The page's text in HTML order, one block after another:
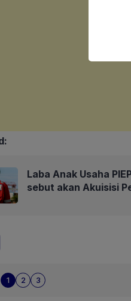
Laba Anak Usaha
sebut akan Akuisisi
1 2 3